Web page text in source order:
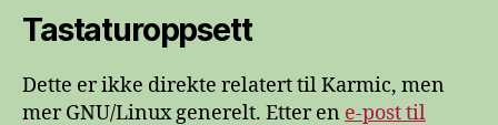
Tastaturoppsett
Dette er ikke direkte relatert til Karmic, men
mer GNU/Linux generelt. Etter en e-post til